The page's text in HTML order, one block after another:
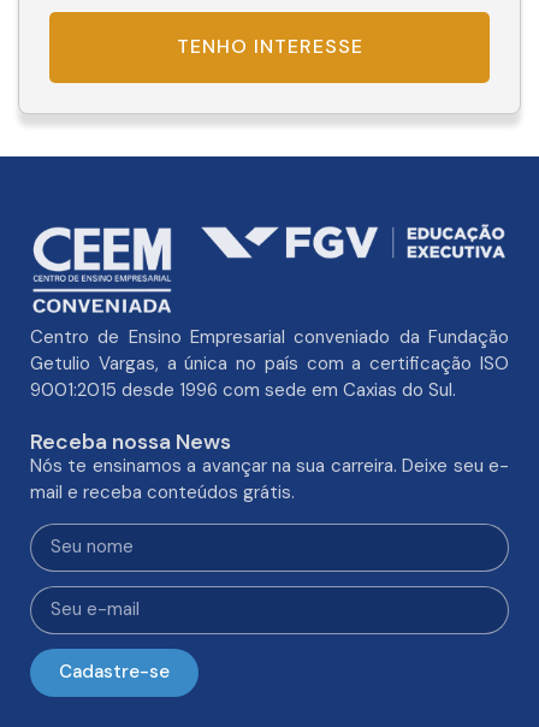
TENHO INTERESSE
Centro de Ensino Empresarial conveniado da Fundação
Getulio Vargas, a única no país com a certificação ISO
9001:2015 desde 1996 com sede em Caxias do Sul.
Receba nossa News
Nós te ensinamos a avançar na sua carreira. Deixe seu e-
mail e receba conteúdos grátis.
Cadastre-se